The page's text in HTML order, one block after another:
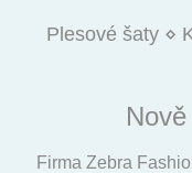
Firma Zebra